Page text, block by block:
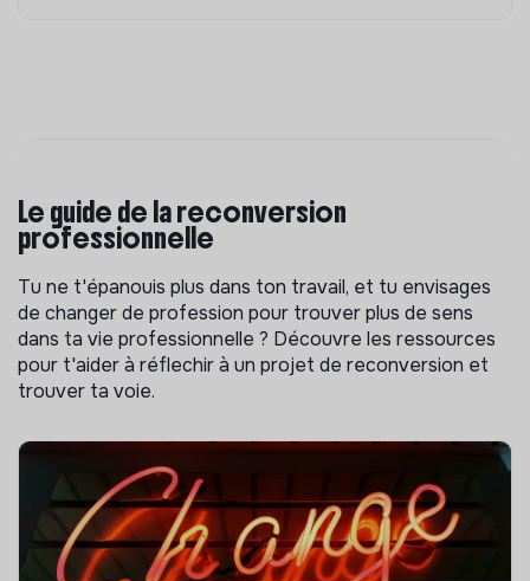
Le guide de la reconversion
professionnelle
Tu ne t'épanouis plus dans ton travail, et tu envisages
de changer de profession pour trouver plus de sens
dans ta vie professionnelle ? Découvre les ressources
pour t'aider à réflechir à un projet de reconversion et
trouver ta voie.